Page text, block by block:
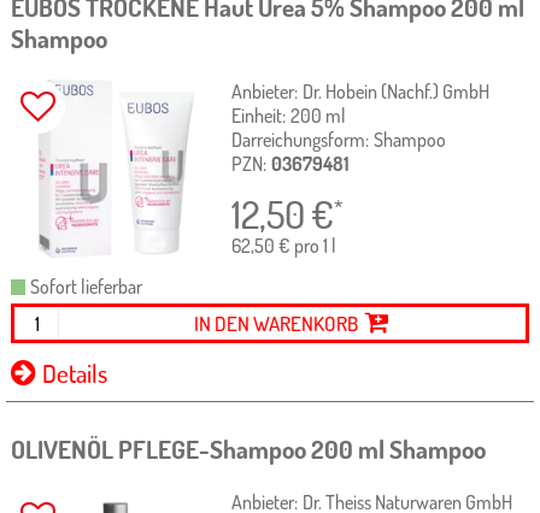
EUBOS TROCKENE Haut Urea 5% Shampoo200 ml
Shampoo
Anbieter: Dr. Hobein (Nachf.) GmbH
Einheit: 200 ml
Darreichungsform: Shampoo
PZN: 03679481
12,50€*
62,50 € pro 1 l
Sofort lieferbar
IN DEN WARENKORB
Details
OLIVENÖL PFLEGE-Shampoo200 mlShampoo
Anbieter: Dr. Theiss Naturwaren GmbH